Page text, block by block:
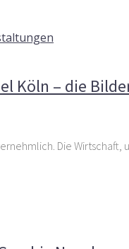
Köln – die
Die